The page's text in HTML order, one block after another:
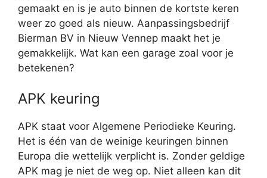
gemaakt en is je auto binnen de kortste keren
weer zo goed als nieuw. Aanpassingsbedrijf
Bierman BV in Nieuw Vennep maakt het je
gemakkelijk. Wat kan een garage zoal voor je
betekenen?
APK keuring
APK staat voor Algemene Periodieke Keuring.
Het is één van de weinige keuringen binnen
Europa die wettelijk verplicht is. Zonder geldige
APK mag je niet de weg op. Niet alleen kan dit